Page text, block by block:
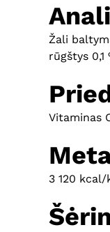
Žali
rūgštys
Vitaminas
3 120 kcal/